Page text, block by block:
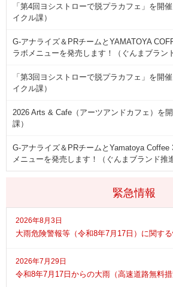
緊急情報
2026年8月3日
大雨危険警報等（令和8年7月17日）に関する
2026年7月29日
令和8年7月17日からの大雨（高速道路無料措
「第4回ヨシストローで脱プラカフェ」を開
イクル課）
G-アナライズ＆PRチームとYAMATOYA
ラボメニューを発売します！（ぐんまブラン
「第3回ヨシストローで脱プラカフェ」を開
イクル課）
2026 Arts & Cafe（アーツアンドカフェ）を
課）
G-アナライズ＆PRチームとYamatoya Coffee
メニューを発売します！（ぐんまブランド推